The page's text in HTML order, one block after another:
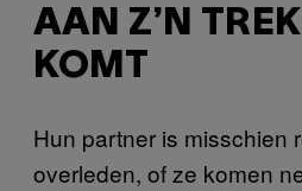
AAN Z’N
KOMT
Hun partner is misschien
overleden, of ze komen